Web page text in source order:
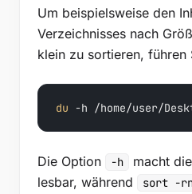
Um beispielsweise den
Verzeichnisses nach
klein zu sortieren, führen
du -h /home/user/
Die Option -h
macht
lesbar, während
sort -